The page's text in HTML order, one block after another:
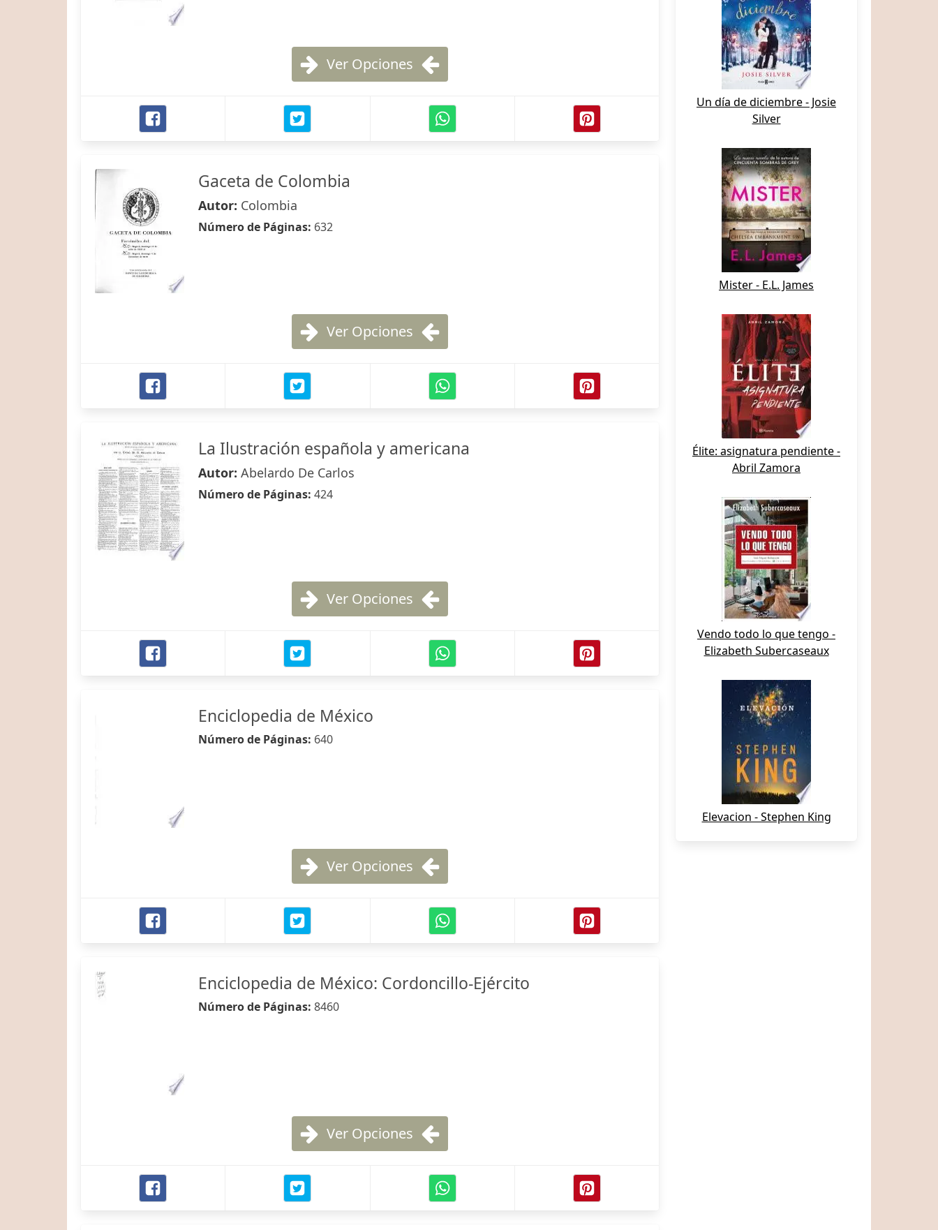
Ver Opciones
Gaceta de Colombia
Autor: Colombia
Número de Páginas: 632
Ver Opciones
La Ilustración española y americana
Autor: Abelardo De Carlos
Número de Páginas: 424
Ver Opciones
Enciclopedia de México
Número de Páginas: 640
Ver Opciones
Enciclopedia de México: Cordoncillo-Ejército
Número de Páginas: 8460
Ver Opciones
Un día de diciembre - Josie
Silver
Mister - E.L. James
Élite: asignatura pendiente -
Abril Zamora
Vendo todo lo que tengo -
Elizabeth Subercaseaux
Elevacion - Stephen King